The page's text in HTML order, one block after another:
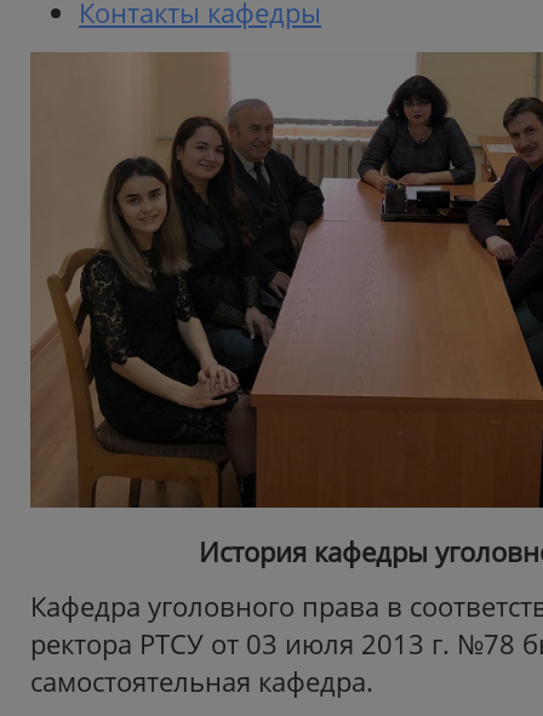
Контакты кафедры
История кафедры
Кафедра уголовного права в
ректора РТСУ от 03 июля 2013 г. №78
самостоятельная кафедра.